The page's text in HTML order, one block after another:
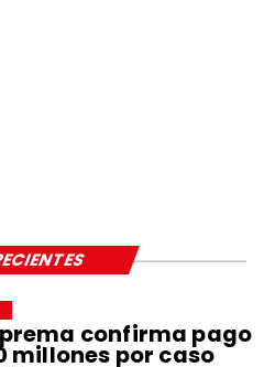
confirma pago
millones por caso